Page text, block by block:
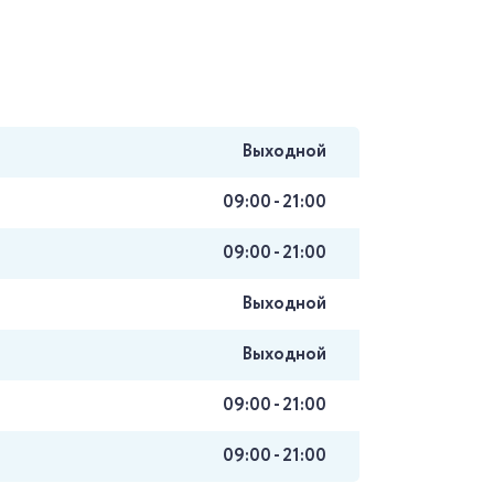
Выходной
09:00 - 21:00
09:00 - 21:00
Выходной
Выходной
09:00 - 21:00
09:00 - 21:00